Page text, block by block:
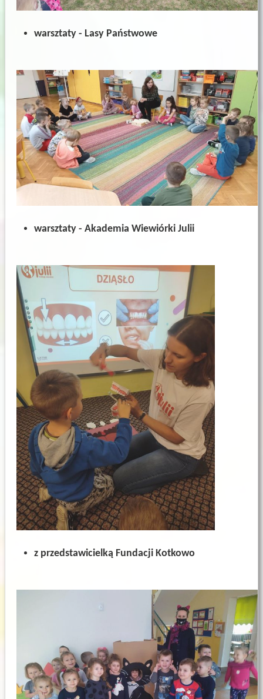
warsztaty - Lasy Państwowe
warsztaty - Akademia Wiewiórki Julii
z przedstawicielką Fundacji Kotkowo